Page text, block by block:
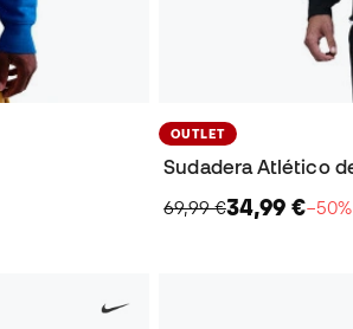
OUTLET
Sudadera Atlético
69,99 €34,99 €−50%